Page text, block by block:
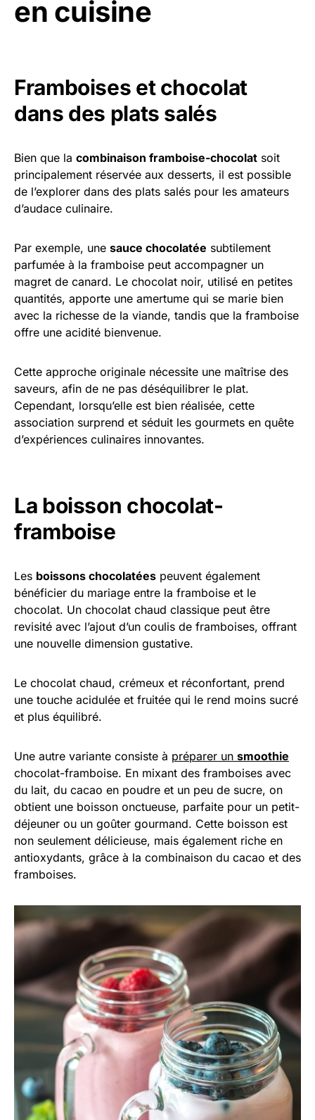
en cuisine
Framboises et chocolat
dans des plats salés
Bien que la combinaison framboise-chocolat soit
principalement réservée aux desserts, il est possible
de l’explorer dans des plats salés pour les amateurs
d’audace culinaire.
Par exemple, une sauce chocolatée subtilement
parfumée à la framboise peut accompagner un
magret de canard. Le chocolat noir, utilisé en petites
quantités, apporte une amertume qui se marie bien
avec la richesse de la viande, tandis que la framboise
offre une acidité bienvenue.
Cette approche originale nécessite une maîtrise des
saveurs, afin de ne pas déséquilibrer le plat.
Cependant, lorsqu’elle est bien réalisée, cette
association surprend et séduit les gourmets en quête
d’expériences culinaires innovantes.
La boisson chocolat-
framboise
Les boissons chocolatées peuvent également
bénéficier du mariage entre la framboise et le
chocolat. Un chocolat chaud classique peut être
revisité avec l’ajout d’un coulis de framboises, offrant
une nouvelle dimension gustative.
Le chocolat chaud, crémeux et réconfortant, prend
une touche acidulée et fruitée qui le rend moins sucré
et plus équilibré.
Une autre variante consiste à préparer un smoothie
chocolat-framboise. En mixant des framboises avec
du lait, du cacao en poudre et un peu de sucre, on
obtient une boisson onctueuse, parfaite pour un petit-
déjeuner ou un goûter gourmand. Cette boisson est
non seulement délicieuse, mais également riche en
antioxydants, grâce à la combinaison du cacao et des
framboises.